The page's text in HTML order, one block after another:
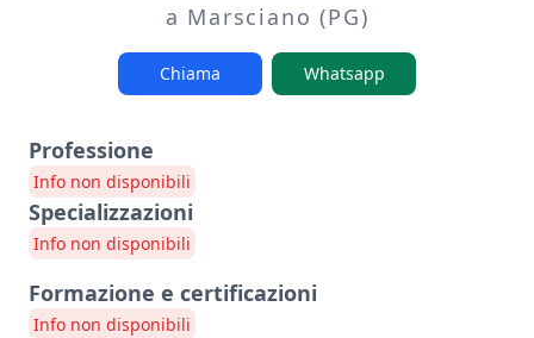
a Marsciano (PG)
Chiama Whatsapp
Professione
Info non disponibili
Specializzazioni
Info non disponibili
Formazione e certificazioni
Info non disponibili